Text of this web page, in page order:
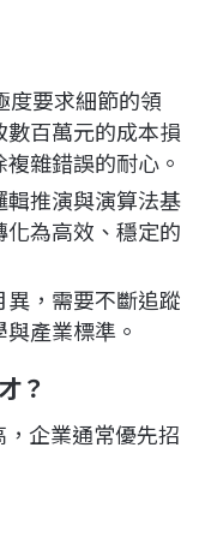
度要求細節的領
百萬元的成本損
雜錯誤的耐心。
推演與演算法基
為高效、穩定的
，需要不斷追蹤
產業標準。
？
企業通常優先招